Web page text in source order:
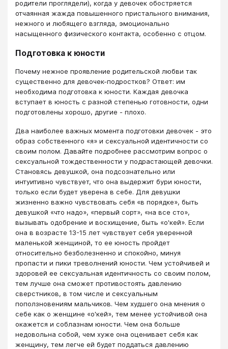
родители проглядели), когда у девочек обостряется
отчаянная жажда повышенного пристального внимания,
нежного и любящего взгляда, эмоционально
насыщенного физического контакта, особенно с отцом.
Подготовка к юности
Почему нежное проявление родительской любви так
существенно для девочек-подростков? Ответ: им
необходима подготовка к юности. Каждая девочка
вступает в юность с разной степенью готовности, одни
подготовлены хорошо, другие - плохо.
Два наиболее важных момента подготовки девочек - это
образ собственного «я» и сексуальной идентичности со
своим полом. Давайте подробнее рассмотрим вопрос о
сексуальной тождественности у подрастающей девочки.
Становясь девушкой, она подсознательно или
интуитивно чувствует, что она выдержит бури юности,
только если будет уверена в себе. Для девушки
жизненно важно чувствовать себя «в порядке», быть
девушкой «что надо», «первый сорт», «на все сто»,
вызывать одобрение и восхищение, быть «о'кей». Если
она в возрасте 13-15 лет чувствует себя уверенной
маленькой женщиной, то ее юность пройдет
относительно безболезненно и спокойно, минуя
пропасти и пики треволнений юности. Чем устойчивей и
здоровей ее сексуальная идентичность со своим полом,
тем лучше она сможет противостоять давлению
сверстников, в том числе и сексуальным
поползновениям мальчиков. Чем худшего она мнения о
себе как о женщине «о'кей», тем менее устойчивой она
окажется и соблазнам юности. Чем она больше
недовольна собой, чем хуже она оценивает себя как
женщину, тем легче ей будет поддаться давлению